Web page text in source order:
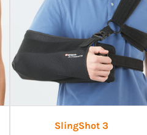
SlingShot 3